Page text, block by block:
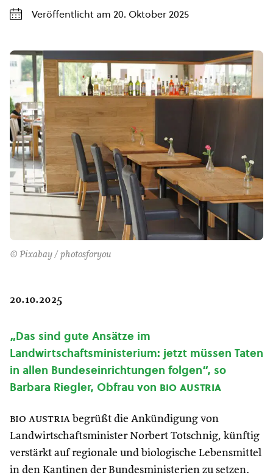
Veröffentlicht am 20. Oktober 2025
© Pixabay / photosforyou
20.10.2025
„Das sind gute Ansätze im
Landwirtschaftsministerium: jetzt müssen Taten
in allen Bundeseinrichtungen folgen“, so
Barbara Riegler, Obfrau von bio austria
bio austria begrüßt die Ankündigung von
Landwirtschaftsminister Norbert Totschnig, künftig
verstärkt auf regionale und biologische Lebensmittel
in den Kantinen der Bundesministerien zu setzen.